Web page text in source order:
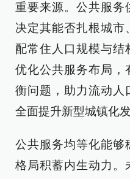
重要来源。公共服务
决定其能否扎根城市
配常住人口规模与结
优化公共服务布局，
衡问题，助力流动人
全面提升新型城镇化发
公共服务均等化能够
格局积蓄内生动力。